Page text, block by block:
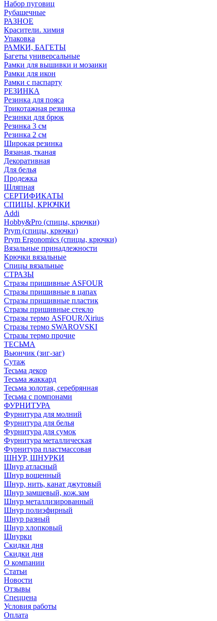
Набор пуговиц
Рубашечные
РАЗНОЕ
Красители. химия
Упаковка
РАМКИ, БАГЕТЫ
Багеты универсальные
Рамки для вышивки и мозаики
Рамки для икон
Рамки с паспарту
РЕЗИНКА
Резинка для пояса
Трикотажная резинка
Резинки для брюк
Резинка 3 см
Резинка 2 см
Широкая резинка
Вязаная, тканая
Декоративная
Для белья
Продежка
Шляпная
СЕРТИФИКАТЫ
СПИЦЫ, КРЮЧКИ
Addi
Hobby&Pro (спицы, крючки)
Prym (спицы, крючки)
Prym Ergonomics (спицы, крючки)
Вязальные принадлежности
Крючки вязальные
Спицы вязальные
СТРАЗЫ
Стразы пришивные ASFOUR
Стразы пришивные в цапах
Стразы пришивные пластик
Стразы пришивные стекло
Стразы термо ASFOUR/Xirius
Стразы термо SWAROVSKI
Стразы термо прочие
ТЕСЬМА
Вьюнчик (зиг-заг)
Сутаж
Тесьма декор
Тесьма жаккард
Тесьма золотая, серебрянная
Тесьма с помпонами
ФУРНИТУРА
Фурнитура для молний
Фурнитура для белья
Фурнитура для сумок
Фурнитура металлическая
Фурнитура пластмассовая
ШНУР, ШНУРКИ
Шнур атласный
Шнур вощенный
Шнур, нить, канат джутовый
Шнур замшевый, кож.зам
Шнур металлизированный
Шнур полиэфирный
Шнур разный
Шнур хлопковый
Шнурки
Скидки дня
Скидки дня
О компании
Статьи
Новости
Отзывы
Спеццена
Условия работы
Оплата